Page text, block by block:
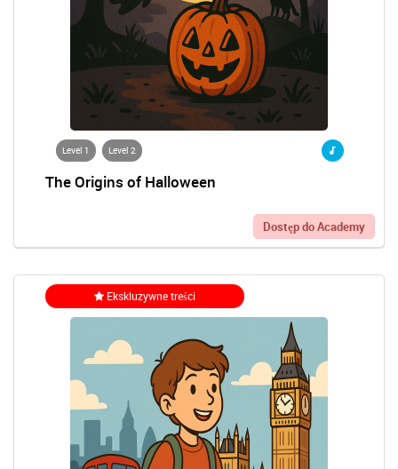
Level 1 Level 2
The Origins of Halloween
Dostęp do Academy
Ekskluzywne treści